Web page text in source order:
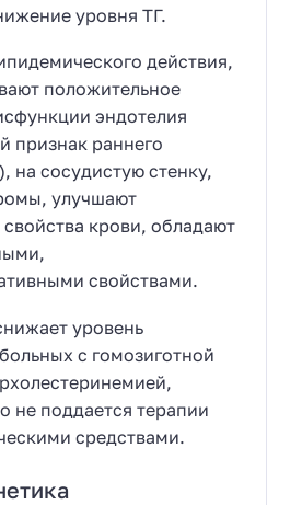
уровня ТГ.
действия,
положительное
эндотелия
признак раннего
на сосудистую стенку,
улучшают
свойства крови, обладают
свойствами.
уровень
с гомозиготной
не поддается терапии
средствами.